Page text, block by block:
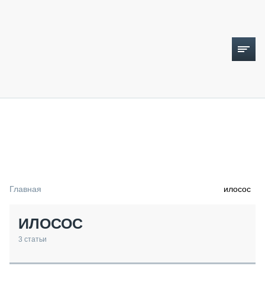
ТЕХНИКА КРУПНЫМ ПЛАНОМ
Главная илосос
ИЛОСОС
3 статьи